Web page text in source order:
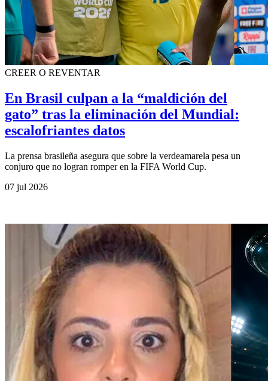
CREER O REVENTAR
En Brasil culpan a la “maldición del
gato” tras la eliminación del Mundial:
escalofriantes datos
La prensa brasileña asegura que sobre la verdeamarela pesa un
conjuro que no logran romper en la FIFA World Cup.
07 jul 2026